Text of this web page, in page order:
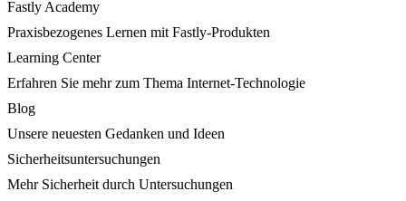
Fastly Academy
Praxisbezogenes Lernen mit Fastly-Produkten
Learning Center
Erfahren Sie mehr zum Thema Internet-Technologie
Blog
Unsere neuesten Gedanken und Ideen
Sicherheitsuntersuchungen
Mehr Sicherheit durch Untersuchungen